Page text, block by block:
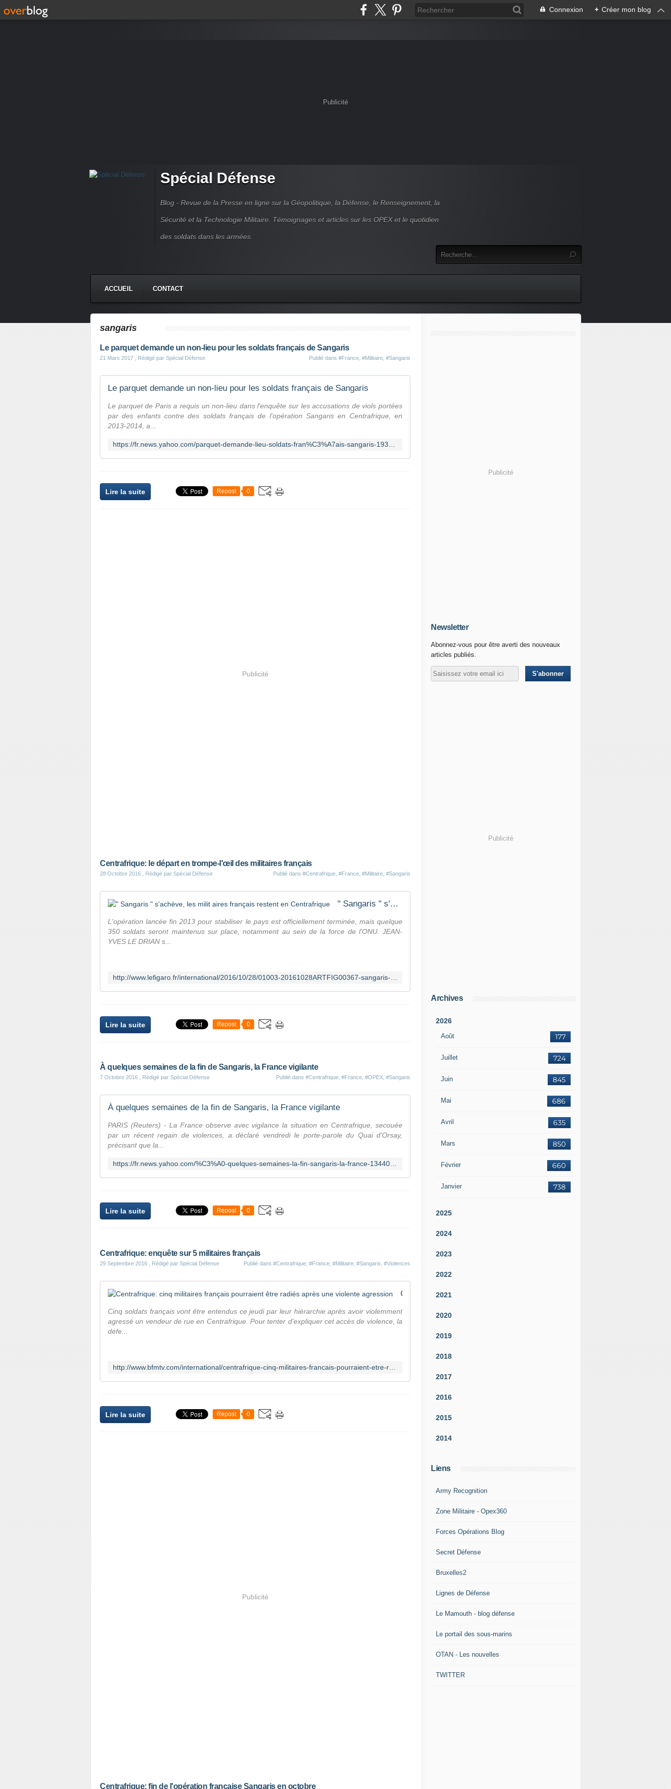
Connexion + Créer mon blog
Publicité
Spécial Défense
Blog - Revue de la Presse en ligne sur la Géopolitique, la Défense, le Renseignement, la
Sécurité et la Technologie Militaire. Témoignages et articles sur les OPEX et le quotidien
des soldats dans les armées.
ACCUEIL CONTACT
sangaris
Le parquet demande un non-lieu pour les soldats français de Sangaris
21 Mars 2017 , Rédigé par Spécial Défense Publié dans #France #Militaire #Sangaris
Le parquet demande un non-lieu pour les soldats français de Sangaris
Le parquet de Paris a requis un non-lieu dans l'enquête sur les accusations de viols portées
par des enfants contre des soldats français de l'opération Sangaris en Centrafrique, en
2013-2014, a...
Lire la suite Repost 0
Publicité
Centrafrique: le départ en trompe-l'œil des militaires français
28 Octobre 2016 , Rédigé par Spécial Défense Publié dans #Centrafrique #France #Militaire #Sangaris
" Sangaris " s'achève, les milit aires français restent en Centrafrique
L'opération lancée fin 2013 pour stabiliser le pays est officiellement terminée, mais quelque
350 soldats seront maintenus sur place, notamment au sein de la force de l'ONU. JEAN-
YVES LE DRIAN s...
Lire la suite Repost 0
À quelques semaines de la fin de Sangaris, la France vigilante
7 Octobre 2016 , Rédigé par Spécial Défense Publié dans #Centrafrique #France #OPEX #Sangaris
À quelques semaines de la fin de Sangaris, la France vigilante
PARIS (Reuters) - La France observe avec vigilance la situation en Centrafrique, secouée
par un récent regain de violences, a déclaré vendredi le porte-parole du Quai d'Orsay,
précisant que la...
Lire la suite Repost 0
Centrafrique: enquête sur 5 militaires français
29 Septembre 2016 , Rédigé par Spécial Défense Publié dans #Centrafrique #France #Militaire #Sangaris #Violences
Cinq soldats français vont être entendus ce jeudi par leur hiérarchie après avoir violemment
agressé un vendeur de rue en Centrafrique. Pour tenter d'expliquer cet accès de violence, la
défe...
Lire la suite Repost 0
Publicité
Centrafrique: fin de l'opération française Sangaris en octobre
Publicité
Newsletter
Abonnez-vous pour être averti des nouveaux
articles publiés.
Publicité
Archives
2026
Août 177
Juillet 724
Juin 845
Mai 686
Avril 635
Mars 850
Février 660
Janvier 738
2025
2024
2023
2022
2021
2020
2019
2018
2017
2016
2015
2014
Liens
Army Recognition
Zone Militaire - Opex360
Forces Opérations Blog
Secret Défense
Bruxelles2
Lignes de Défense
Le Mamouth - blog défense
Le portail des sous-marins
OTAN - Les nouvelles
TWITTER